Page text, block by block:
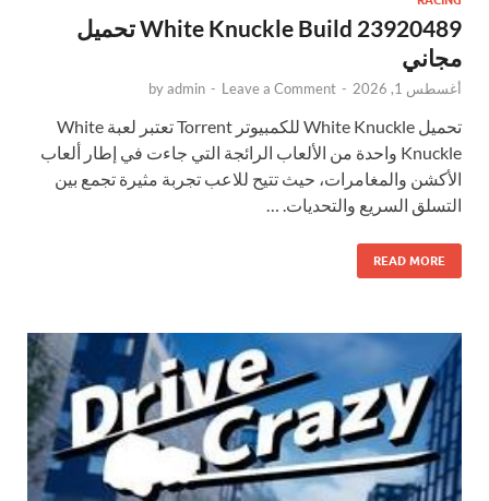
White Knuckle Build 23920489 تحميل
مجاني
أغسطس 1, 2026 -
byadmin - Leave a Comment
تحميل White Knuckle للكمبيوتر Torrent تعتبر لعبة White
Knuckle واحدة من الألعاب الرائجة التي جاءت في إطار ألعاب
الأكشن والمغامرات، حيث تتيح للاعب تجربة مثيرة تجمع بين
التسلق السريع والتحديات. …
READ MORE